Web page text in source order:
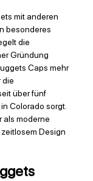
mit anderen
besonderes
die
Gründung
Caps mehr
die
über fünf
Colorado sorgt.
als moderne
Design